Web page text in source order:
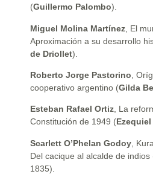
(Guillermo Palombo).
Miguel Molina Martínez , El
Aproximación a su desarrollo
de Driollet).
Roberto Jorge Pastorino ,
cooperativo argentino (Gilda
Esteban Rafael Ortiz, La
Constitución de 1949 (
Scarlett O’Phelan Godoy ,
Del cacique al alcalde de
1835).